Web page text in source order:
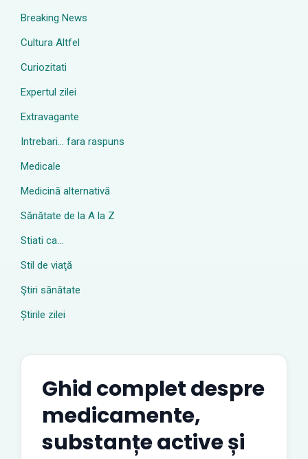
Breaking News
Cultura Altfel
Curiozitati
Expertul zilei
Extravagante
Intrebari… fara raspuns
Medicale
Medicină alternativă
Sănătate de la A la Z
Stiati ca…
Stil de viaţă
Ştiri sănătate
Știrile zilei
Ghid complet despre
medicamente,
substanțe active și